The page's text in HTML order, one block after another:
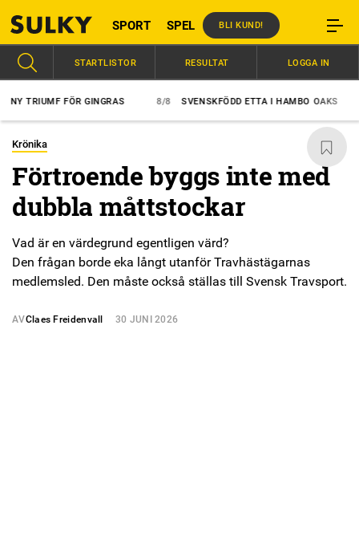
SPORT SPEL BLI KUND!
TRIUMF FÖR GINGRAS SVENSKFÖDD ETTA I HAMBO OAKS
STARTLISTOR RESULTAT LOGGA IN
Krönika
Förtroende byggs inte med
dubbla måttstockar
Vad är en värdegrund egentligen värd?
Den frågan borde eka långt utanför Travhästägarnas
medlemsled. Den måste också ställas till Svensk Travsport.
AVClaes Freidenvall 30 JUNI 2026